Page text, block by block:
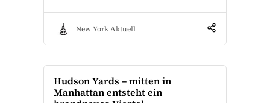
New York Aktuell
Hudson Yards – mitten in
Manhattan entsteht ein